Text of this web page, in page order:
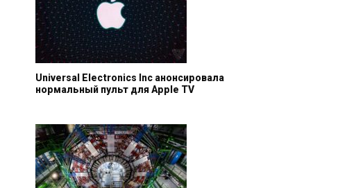
Universal Electronics Inc анонсировала
нормальный пульт для Apple TV